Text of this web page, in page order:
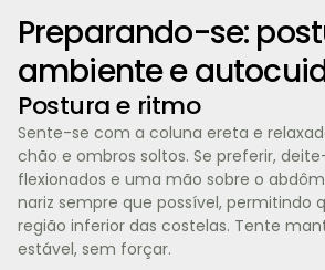
Preparando-se:
ambiente e
Postura e ritmo
Sente-se com a coluna ereta e
chão e ombros soltos. Se preferir,
flexionados e uma mão sobre o
nariz sempre que possível, permitindo
região inferior das costelas. Tente
estável, sem forçar.